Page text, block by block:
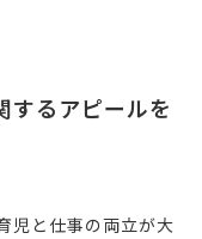
するアピールを
児と仕事の両立が大